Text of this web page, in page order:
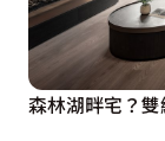
森林湖畔宅？